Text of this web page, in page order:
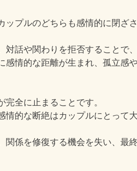
ップルのどちらも感情的に閉ざ
話や関わりを拒否することで
感情的な距離が生まれ、孤立感
全に止まることです。
的な断絶はカップルにとって
係を修復する機会を失い、最